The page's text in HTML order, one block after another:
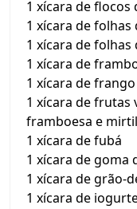
1 xícara de flocos
1 xícara de
1 xícara de folhas
1 xícara de
1 xícara de
1 xícara de frutas
framboesa e
1 xícara de fubá
1 xícara de goma
1 xícara de grão-
1 xícara de